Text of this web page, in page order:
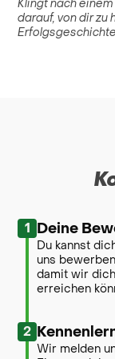
Klingt nach
darauf, von dir zu
1 Deine
Du kannst
uns
damit wir
erreichen
2
Wir melden